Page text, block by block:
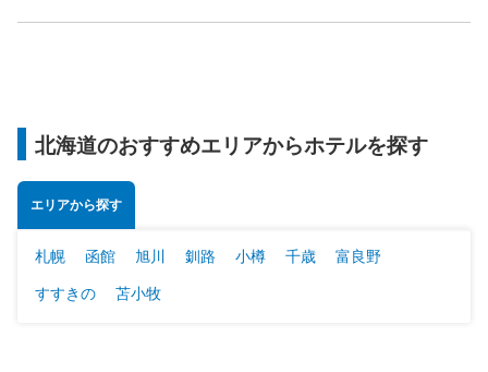
北海道のおすすめエリアからホテルを探す
エリアから探す
札幌 函館 旭川 釧路 小樽 千歳 富良野
すすきの 苫小牧